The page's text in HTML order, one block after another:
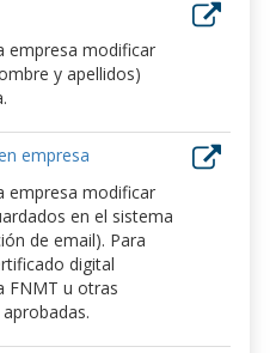
empresa modificar
y apellidos)
empresa
empresa modificar
en el sistema
de email). Para
digital
FNMT u otras